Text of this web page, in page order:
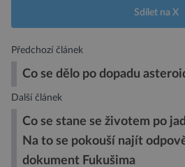
Sdílet na X
Předchozí článek
Co se dělo po dopadu
Další článek
Co se stane se životem po
Na to se pokouší najít
dokument Fukušima